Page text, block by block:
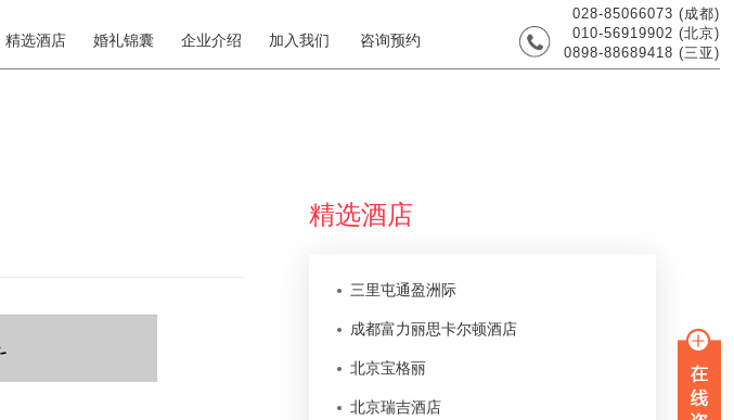
精选酒店 婚礼锦囊 企业介绍 加入我们 咨询预约
028-85066073 (成都)
010-56919902 (北京)
0898-88689418 (三亚)
精选酒店
三里屯通盈洲际
成都富力丽思卡尔顿酒店
北京宝格丽
北京瑞吉酒店